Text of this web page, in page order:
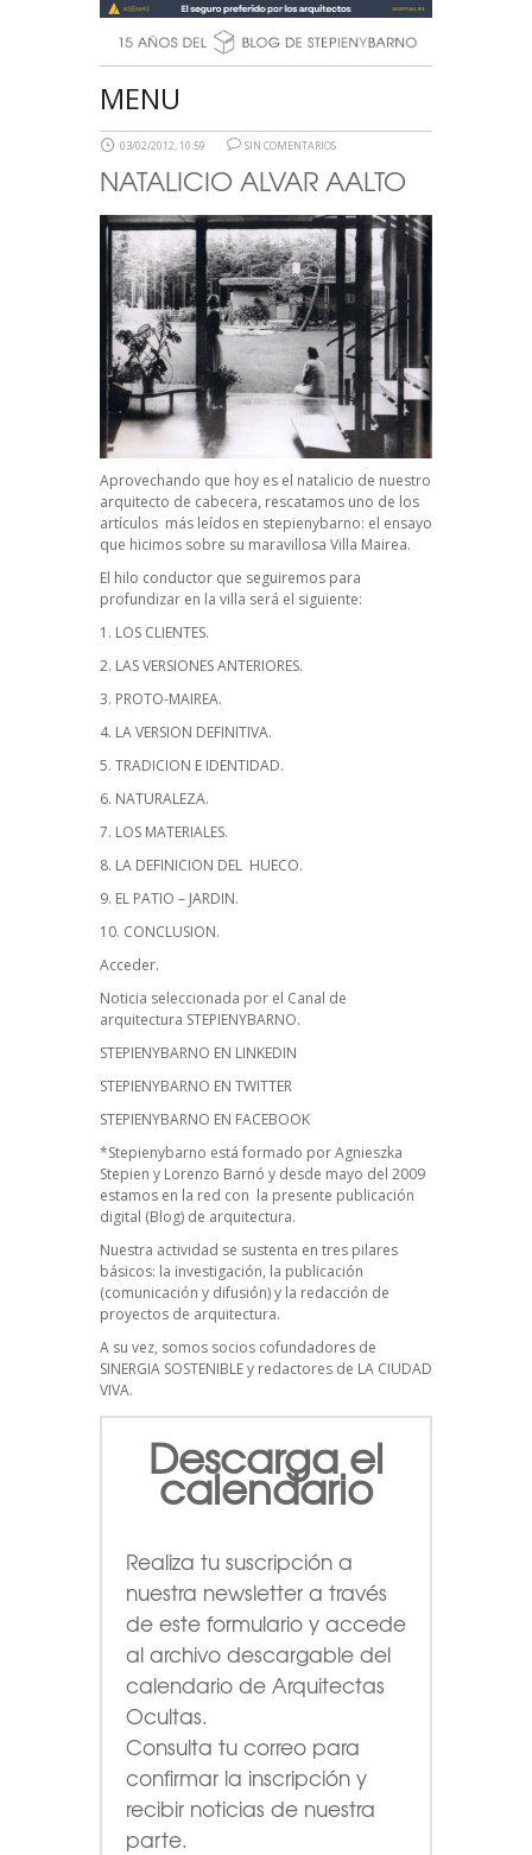
MENU
03/02/2012, 10:59 SIN COMENTARIOS
NATALICIO ALVAR AALTO
Aprovechando que hoy es el natalicio de nuestro
arquitecto de cabecera, rescatamos uno de los
artículos más leídos en stepienybarno: el ensayo
que hicimos sobre su maravillosa Villa Mairea.
El hilo conductor que seguiremos para
profundizar en la villa será el siguiente:
1. LOS CLIENTES.
2. LAS VERSIONES ANTERIORES.
3. PROTO-MAIREA.
4. LA VERSION DEFINITIVA.
5. TRADICION E IDENTIDAD.
6. NATURALEZA.
7. LOS MATERIALES.
8. LA DEFINICION DEL HUECO.
9. EL PATIO – JARDIN.
10. CONCLUSION.
Acceder.
Noticia seleccionada por el Canal de
arquitectura STEPIENYBARNO.
STEPIENYBARNO EN LINKEDIN
STEPIENYBARNO EN TWITTER
STEPIENYBARNO EN FACEBOOK
*Stepienybarno está formado por Agnieszka
Stepien y Lorenzo Barnó y desde mayo del 2009
estamos en la red con la presente publicación
digital (Blog) de arquitectura.
Nuestra actividad se sustenta en tres pilares
básicos: la investigación, la publicación
(comunicación y difusión) y la redacción de
proyectos de arquitectura.
A su vez, somos socios cofundadores de
SINERGIA SOSTENIBLEy redactores de LA CIUDAD
VIVA.
Descarga el
calendario
Realiza tu suscripción a
nuestra newsletter a través
de este formulario y accede
al archivo descargable del
calendario de Arquitectas
Ocultas.
Consulta tu correo para
confirmar la inscripción y
recibir noticias de nuestra
parte.